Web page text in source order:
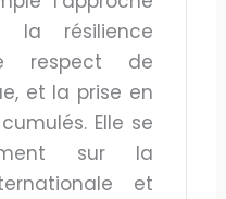
la résilience
respect de
et la prise en
Elle se
sur la
et